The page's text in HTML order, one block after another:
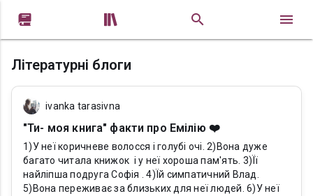
 
Літературні блоги
ivanka tarasivna
"Ти- моя книга" факти про Емілію ❤️
1)У неї коричневе волосся і голубі очі. 2)Вона дуже
багато читала книжок і у неї хороша пам'ять. 3)Її
найліпша подруга Софія . 4)Їй симпатичний Влад.
5)Вона переживає за близьких для неї людей. 6)У неї